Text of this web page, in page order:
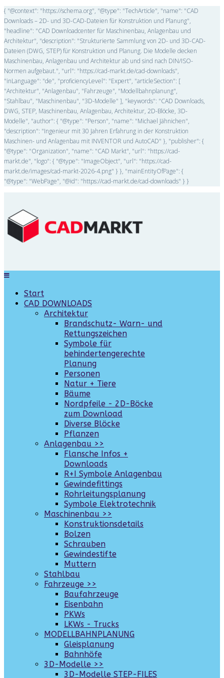
{ "@context": "https://schema.org", "@type": "TechArticle", "name": "CAD
Downloads – 2D- und 3D-CAD-Dateien für Konstruktion und Planung",
"headline": "CAD Downloadcenter für Maschinenbau, Anlagenbau und
Architektur", "description": "Strukturierte Sammlung von 2D- und 3D-CAD-
Dateien (DWG, STEP) für Konstruktion und Planung. Die Modelle decken
Maschinenbau, Anlagenbau und Architektur ab und sind nach DIN/ISO-
Normen aufgebaut.", "url": "https://cad-markt.de/cad-downloads",
"inLanguage": "de", "proficiencyLevel": "Expert", "articleSection": [
"Architektur", "Anlagenbau", "Fahrzeuge", "Modellbahnplanung",
"Stahlbau", "Maschinenbau", "3D-Modelle" ], "keywords": "CAD Downloads,
DWG, STEP, Maschinenbau, Anlagenbau, Architektur, 2D-Blöcke, 3D-
Modelle", "author": { "@type": "Person", "name": "Michael Jähnichen",
"description": "Ingenieur mit 30 Jahren Erfahrung in der Konstruktion
Maschinen- und Anlagenbau mit INVENTOR und AutoCAD" }, "publisher": {
"@type": "Organization", "name": "CAD Markt", "url": "https://cad-
markt.de", "logo": { "@type": "ImageObject", "url": "https://cad-
markt.de/images/cad-markt-2026-4.png" } }, "mainEntityOfPage": {
"@type": "WebPage", "@id": "https://cad-markt.de/cad-downloads" } }
Start
CAD DOWNLOADS
Architektur
Brandschutz- Warn- und
Rettungszeichen
Symbole für
behindertengerechte
Planung
Personen
Natur + Tiere
Bäume
Nordpfeile - 2D-Böcke
zum Download
Diverse Blöcke
Pflanzen
Anlagenbau >>
Flansche Infos +
Downloads
R+I Symbole Anlagenbau
Gewindefittings
Rohrleitungsplanung
Symbole Elektrotechnik
Maschinenbau >>
Konstruktionsdetails
Bolzen
Schrauben
Gewindestifte
Muttern
Stahlbau
Fahrzeuge >>
Baufahrzeuge
Eisenbahn
PKWs
LKWs - Trucks
MODELLBAHNPLANUNG
Gleisplanung
Bahnhöfe
3D-Modelle >>
3D-Modelle STEP-FILES